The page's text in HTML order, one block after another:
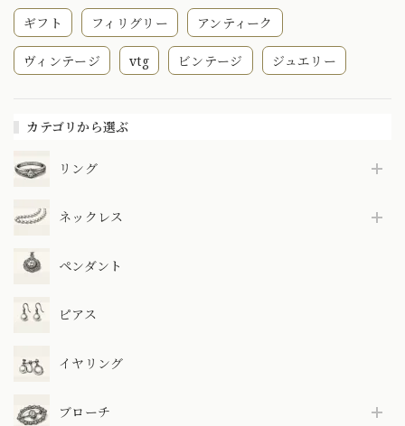
ギフト フィリグリー アンティーク
ヴィンテージ vtg ビンテージ ジュエリー
カテゴリから選ぶ
リング
ネックレス
ペンダント
ピアス
イヤリング
ブローチ